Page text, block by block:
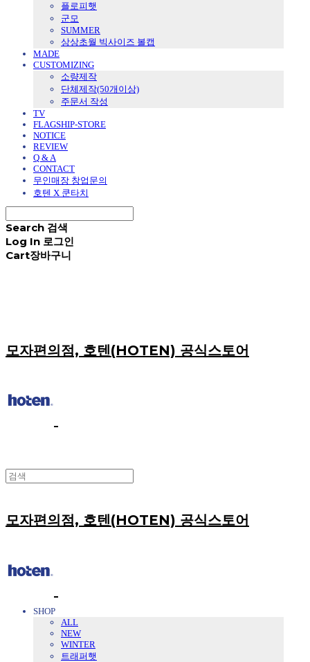
플로피햇
군모
SUMMER
상상초월 빅사이즈 볼캡
MADE
CUSTOMIZING
소량제작
단체제작(50개이상)
주문서 작성
TV
FLAGSHIP-STORE
NOTICE
REVIEW
Q & A
CONTACT
무인매장 창업문의
호텐 X 쿤타치
Search 검색
Log In 로그인
Cart장바구니
모자편의점, 호텐(HOTEN) 공식스토어
모자편의점, 호텐(HOTEN) 공식스토어
SHOP
ALL
NEW
WINTER
트래퍼햇